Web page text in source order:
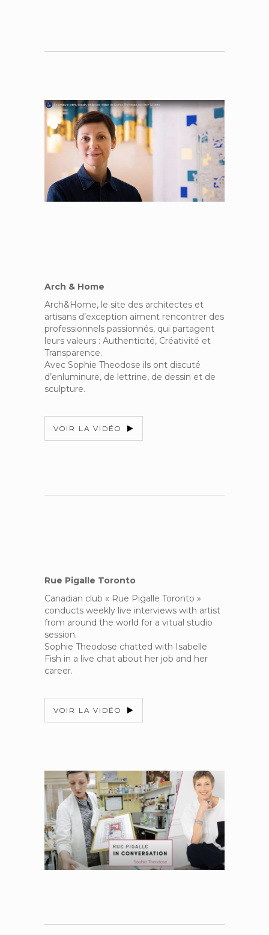
Arch & Home
Arch&Home, le site des architectes et
artisans d’exception aiment rencontrer des
professionnels passionnés, qui partagent
leurs valeurs : Authenticité, Créativité et
Transparence.
Avec Sophie Theodose ils ont discuté
d’enluminure, de lettrine, de dessin et de
sculpture.
VOIR LA VIDÉO
Rue Pigalle Toronto
Canadian club « Rue Pigalle Toronto »
conducts weekly live interviews with artist
from around the world for a vitual studio
session.
Sophie Theodose chatted with Isabelle
Fish in a live chat about her job and her
career.
VOIR LA VIDÉO